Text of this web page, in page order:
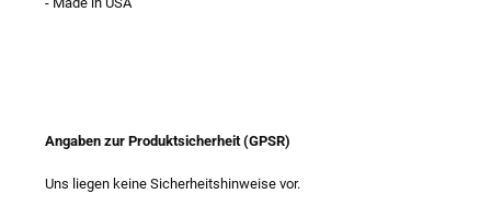
Angaben zur Produktsicherheit (GPSR)
Uns liegen keine Sicherheitshinweise vor.